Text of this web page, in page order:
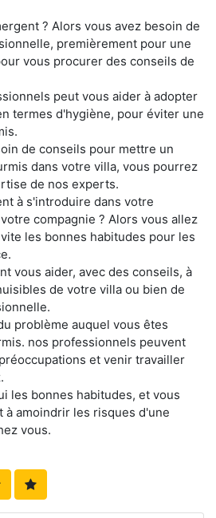
? Alors vous avez besoin de
premièrement pour une
vous procurer des conseils de
peut vous aider à adopter
termes d'hygiène, pour éviter une
de conseils pour mettre un
dans votre villa, vous pourrez
de nos experts.
à s'introduire dans votre
compagnie ? Alors vous allez
les bonnes habitudes pour les
vous aider, avec des conseils, à
de votre villa ou bien de
problème auquel vous êtes
nos professionnels peuvent
et venir travailler
les bonnes habitudes, et vous
amoindrir les risques d'une
vous.